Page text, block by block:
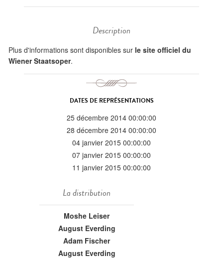
Description
Plus d'informations sont disponibles sur le site officiel du
Wiener Staatsoper.
DATES DE REPRÉSENTATIONS
25 décembre 2014 00:00:00
28 décembre 2014 00:00:00
04 janvier 2015 00:00:00
07 janvier 2015 00:00:00
11 janvier 2015 00:00:00
La distribution
Moshe Leiser
August Everding
Adam Fischer
August Everding